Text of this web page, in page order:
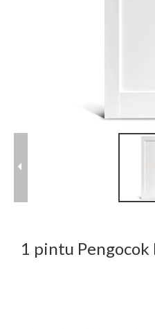
1 pintu Pengocok